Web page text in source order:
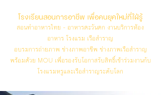
โรงเรียนสอนการอาชีพ เพื่อคนยุคใหม่ที่ใฝ่รู้
สอนทำอาหารไทย - อาหารตะวันตก งานบริการห้อง
อาหาร โรงแรม เรือสำราญ
อบรมการถ่ายภาพ ช่างภาพอาชีพ ช่างภาพเรือสำราญ
พร้อมด้วย MOU เพื่อรองรับโอกาสรับสิทธิ์เข้าร่วมงานกับ
โรงแรมหรูและเรือสำราญระดับโลก